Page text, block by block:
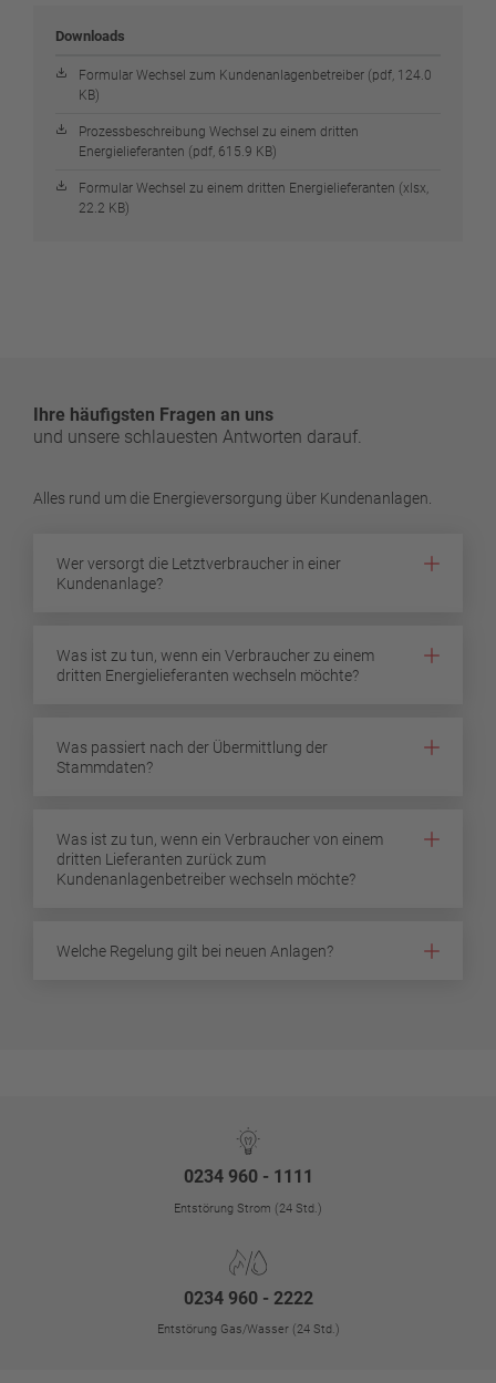
Downloads
Formular Wechsel zum Kundenanlagenbetreiber (pdf, 124.0
KB)
Prozessbeschreibung Wechsel zu einem dritten
Energielieferanten (pdf, 615.9 KB)
Formular Wechsel zu einem dritten Energielieferanten (xlsx,
22.2 KB)
Ihre häufigsten Fragen an uns
und unsere schlauesten Antworten darauf.
Alles rund um die Energieversorgung über Kundenanlagen.
Wer versorgt die Letztverbraucher in einer
Kundenanlage?
Was ist zu tun, wenn ein Verbraucher zu einem
dritten Energielieferanten wechseln möchte?
Was passiert nach der Übermittlung der
Stammdaten?
Was ist zu tun, wenn ein Verbraucher von einem
dritten Lieferanten zurück zum
Kundenanlagenbetreiber wechseln möchte?
Welche Regelung gilt bei neuen Anlagen?
0234 960 - 1111
Entstörung Strom (24 Std.)
0234 960 - 2222
Entstörung Gas/Wasser (24 Std.)